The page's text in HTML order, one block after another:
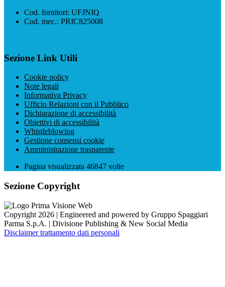
Cod. fornitori: UFJNIQ
Cod. mec.: PRIC825008
Sezione Link Utili
Cookie policy
Note legali
Informativa Privacy
Ufficio Relazioni con il Pubblico
Dichiarazione di accessibilità
Obiettivi di accessibilità
Whistleblowing
Gestione consensi cookie
Amministrazione trasparente
Pagina visualizzata 46847 volte
Sezione Copyright
Copyright 2026 | Engineered and powered by Gruppo Spaggiari
Parma S.p.A. | Divisione Publishing & New Social Media
Disclaimer trattamento dati personali